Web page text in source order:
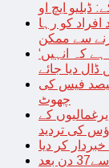
ایچ او
کو رہا
سے ممکن
‘ججوں پر ٹرمپ کے حملے روکنے کا واحد طریقہ ہے کہ انہیں
ٹرانزٹ ٹریڈ کی درآمدی اشیا پر10 فیصد فیس کی
چھوٹ
کے
کی تردید
کر دیا
جسے اللہ رکھے؛ غزہ میں گھر کے ملبے سے37 دن بعد